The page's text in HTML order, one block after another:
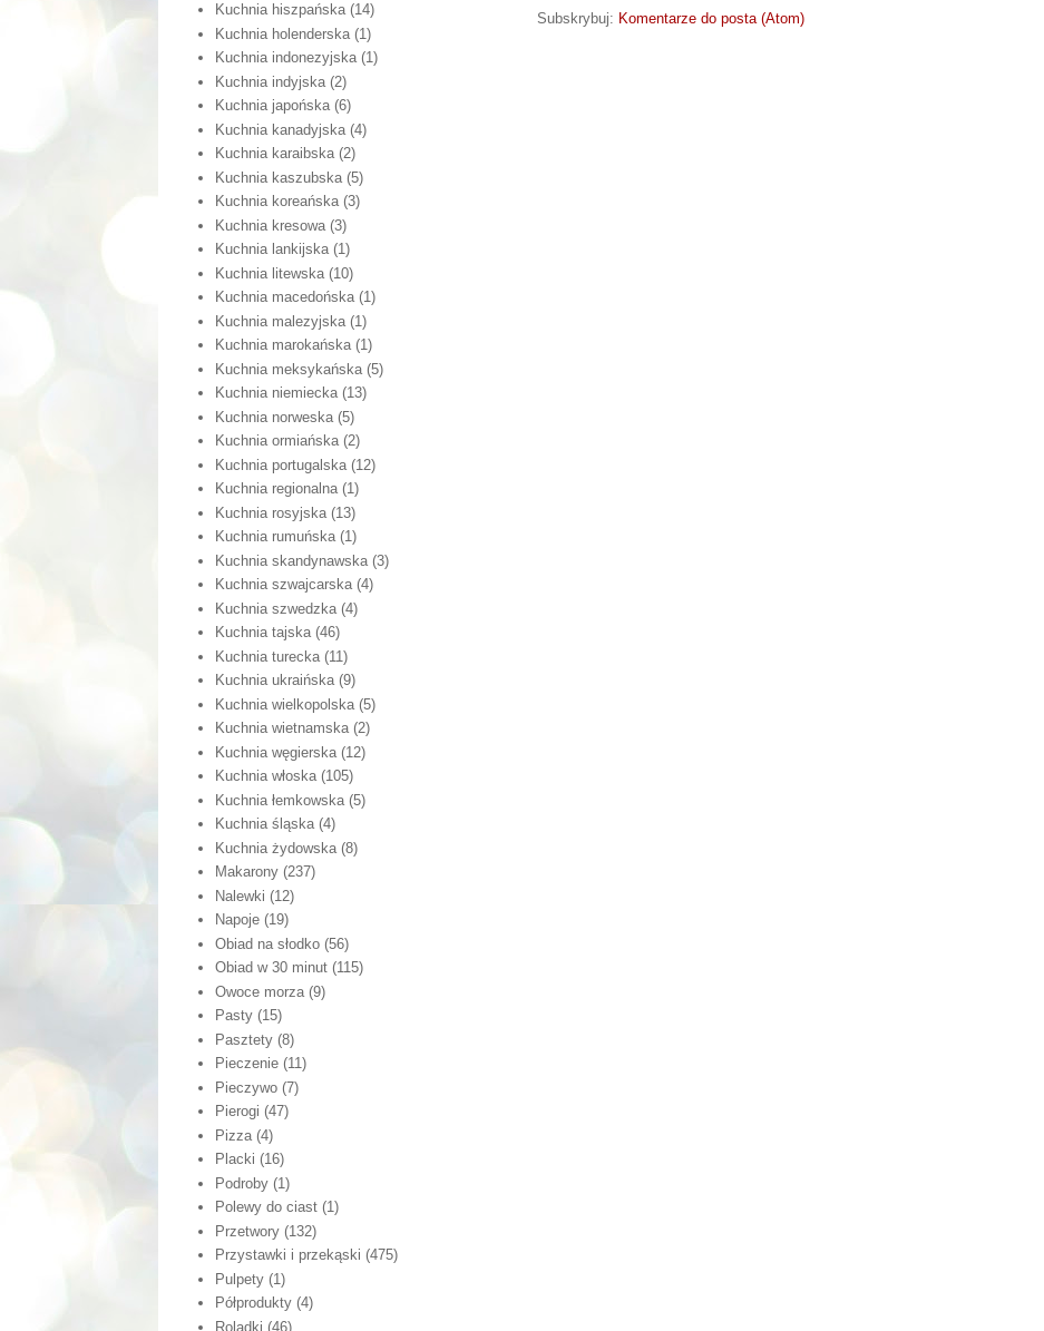
Subskrybuj: Komentarze do posta (Atom)
Kuchnia hiszpańska (14)
Kuchnia holenderska (1)
Kuchnia indonezyjska (1)
Kuchnia indyjska (2)
Kuchnia japońska (6)
Kuchnia kanadyjska (4)
Kuchnia karaibska (2)
Kuchnia kaszubska (5)
Kuchnia koreańska (3)
Kuchnia kresowa (3)
Kuchnia lankijska (1)
Kuchnia litewska (10)
Kuchnia macedońska (1)
Kuchnia malezyjska (1)
Kuchnia marokańska (1)
Kuchnia meksykańska (5)
Kuchnia niemiecka (13)
Kuchnia norweska (5)
Kuchnia ormiańska (2)
Kuchnia portugalska (12)
Kuchnia regionalna (1)
Kuchnia rosyjska (13)
Kuchnia rumuńska (1)
Kuchnia skandynawska (3)
Kuchnia szwajcarska (4)
Kuchnia szwedzka (4)
Kuchnia tajska (46)
Kuchnia turecka (11)
Kuchnia ukraińska (9)
Kuchnia wielkopolska (5)
Kuchnia wietnamska (2)
Kuchnia węgierska (12)
Kuchnia włoska (105)
Kuchnia łemkowska (5)
Kuchnia śląska (4)
Kuchnia żydowska (8)
Makarony (237)
Nalewki (12)
Napoje (19)
Obiad na słodko (56)
Obiad w 30 minut (115)
Owoce morza (9)
Pasty (15)
Pasztety (8)
Pieczenie (11)
Pieczywo (7)
Pierogi (47)
Pizza (4)
Placki (16)
Podroby (1)
Polewy do ciast (1)
Przetwory (132)
Przystawki i przekąski (475)
Pulpety (1)
Półprodukty (4)
Roladki (46)